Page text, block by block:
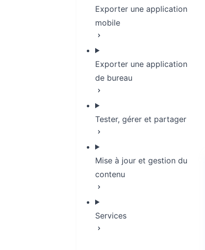
Exporter une application
mobile
Exporter une application
de bureau
Tester, gérer et partager
Mise à jour et gestion du
contenu
Services